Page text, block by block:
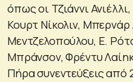
όπως οι Τζιάννι
Κουρτ Νίκολιν,
Μεντζελοπούλου, Ε.
Μπράνσον, Φρέντυ
Πήρα συνεντεύξεις από